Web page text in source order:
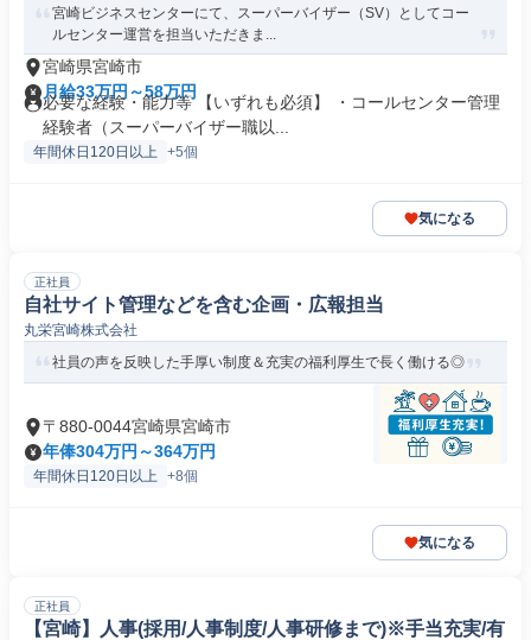
宮崎ビジネスセンターにて、スーパーバイザー（SV）としてコー
ルセンター運営を担当いただきま...
宮崎県宮崎市
月給33万円～58万円
必要な経験・能力等 【いずれも必須】 ・コールセンター管理
経験者（スーパーバイザー職以...
年間休日120日以上 +5個
気になる
正社員
自社サイト管理などを含む企画・広報担当
丸栄宮崎株式会社
社員の声を反映した手厚い制度＆充実の福利厚生で長く働ける◎
〒880-0044宮崎県宮崎市
年俸304万円～364万円
年間休日120日以上 +8個
気になる
正社員
【宮崎】人事(採用/人事制度/人事研修まで)※手当充実/有